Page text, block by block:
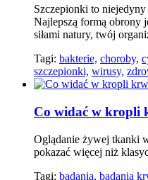
Szczepionki to
Najlepszą formą obrony
siłami natury, twój
Tagi: bakterie, choroby,
szczepionki, wirusy,
Co widać w kropli
Oglądanie żywej tkanki
pokazać więcej niż
Tagi: badania, badania